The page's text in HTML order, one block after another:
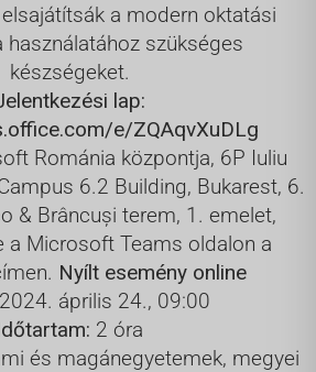
a modern oktatási
használatához szükséges
készségeket.
lap:
e/ZQAqvXuDLg
Románia központja, 6P Iuliu
6.2 Building, Bukarest, 6.
& Brâncuși terem, 1. emelet,
a Microsoft Teams oldalon a
Nyílt esemény online
2024. április 24., 09:00
2 óra
és magánegyetemek, megyei